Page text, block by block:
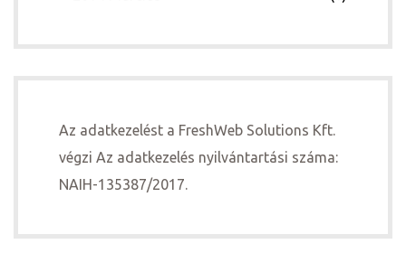
Az adatkezelést a FreshWeb Solutions Kft.
végzi Az adatkezelés nyilvántartási száma:
NAIH-135387/2017.